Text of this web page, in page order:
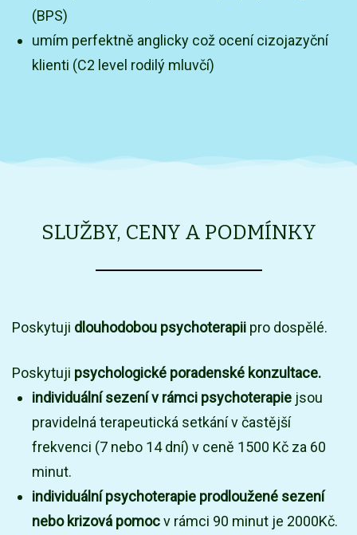
(BPS)
umím perfektně anglicky což ocení cizojazyční
klienti (C2 level rodilý mluvčí)
SLUŽBY, CENY A PODMÍNKY
Poskytuji dlouhodobou psychoterapii pro dospělé.
Poskytuji psychologické poradenské konzultace.
individuální sezení v rámci psychoterapie jsou
pravidelná terapeutická setkání v častější
frekvenci (7 nebo 14 dní) v ceně 1500 Kč za 60
minut.
individuální psychoterapie prodloužené sezení
nebo krizová pomocv rámci 90 minut je 2000Kč.